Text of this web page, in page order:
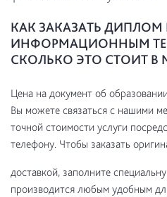
КАК ЗАКАЗАТЬ ДИПЛОМ
ИНФОРМАЦИОННЫМ
СКОЛЬКО ЭТО СТОИТ В
Цена на документ об
Вы можете связаться с нашими
точной стоимости услуги
телефону. Чтобы заказать
доставкой, заполните
производится любым удобным